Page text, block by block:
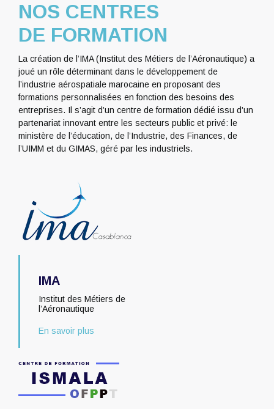
NOS CENTRES
DE FORMATION
La création de l’IMA (Institut des Métiers de l’Aéronautique) a
joué un rôle déterminant dans le développement de
l’industrie aérospatiale marocaine en proposant des
formations personnalisées en fonction des besoins des
entreprises. Il s’agit d’un centre de formation dédié issu d’un
partenariat innovant entre les secteurs public et privé: le
ministère de l’éducation, de l’Industrie, des Finances, de
l’UIMM et du GIMAS, géré par les industriels.
IMA
Institut des Métiers de
l’Aéronautique
En savoir plus